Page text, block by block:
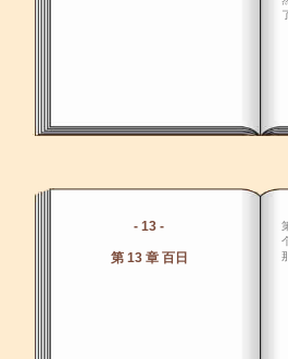
- 13 -
第 13 章 百日